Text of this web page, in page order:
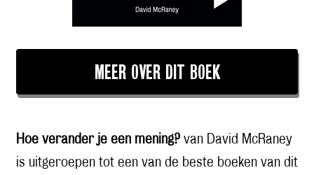
MEER OVER DIT BOEK
Hoe verander je een mening? van David McRaney
is uitgeroepen tot een van de beste boeken van dit